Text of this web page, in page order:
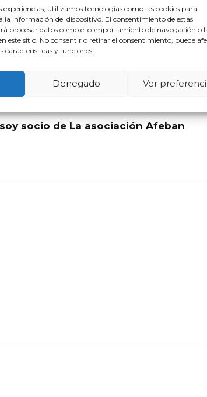
experiencias, utilizamos tecnologías como las cookies para
la información del dispositivo. El consentimiento de estas
procesar datos como el comportamiento de navegación o
este sitio. No consentir o retirar el consentimiento, puede
características y funciones.
Denegado Ver
Oportunidad En
socio de La asociación Afeban